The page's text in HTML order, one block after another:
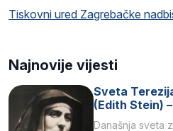
Tiskovni ured Zagrebačke
Najnovije vijesti
Sveta
(Edith Stein)
Današnja sveta